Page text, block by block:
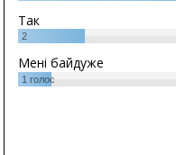
Так
2
Мені байдуже
1 голос